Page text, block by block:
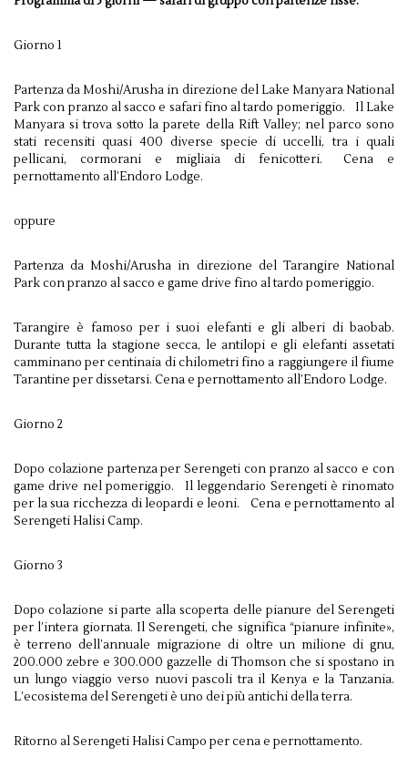
Giorno 1
Partenza da Moshi/Arusha in direzione del Lake Manyara National
Park con pranzo al sacco e safari fino al tardo pomeriggio. Il Lake
Manyara si trova sotto la parete della Rift Valley; nel parco sono
stati recensiti quasi 400 diverse specie di uccelli, tra i quali
pellicani, cormorani e migliaia di fenicotteri. Cena e
pernottamento all’Endoro Lodge.
oppure
Partenza da Moshi/Arusha in direzione del Tarangire National
Park con pranzo al sacco e game drive fino al tardo pomeriggio.
Tarangire è famoso per i suoi elefanti e gli alberi di baobab.
Durante tutta la stagione secca, le antilopi e gli elefanti assetati
camminano per centinaia di chilometri fino a raggiungere il fiume
Tarantine per dissetarsi. Cena e pernottamento all’Endoro Lodge.
Giorno 2
Dopo colazione partenza per Serengeti con pranzo al sacco e con
game drive nel pomeriggio. Il leggendario Serengeti è rinomato
per la sua ricchezza di leopardi e leoni. Cena e pernottamento al
Serengeti Halisi Camp.
Giorno 3
Dopo colazione si parte alla scoperta delle pianure del Serengeti
per l’intera giornata. Il Serengeti, che significa “pianure infinite»,
è terreno dell’annuale migrazione di oltre un milione di gnu,
200.000 zebre e 300.000 gazzelle di Thomson che si spostano in
un lungo viaggio verso nuovi pascoli tra il Kenya e la Tanzania.
L’ecosistema del Serengeti è uno dei più antichi della terra.
Ritorno al Serengeti Halisi Campo per cena e pernottamento.